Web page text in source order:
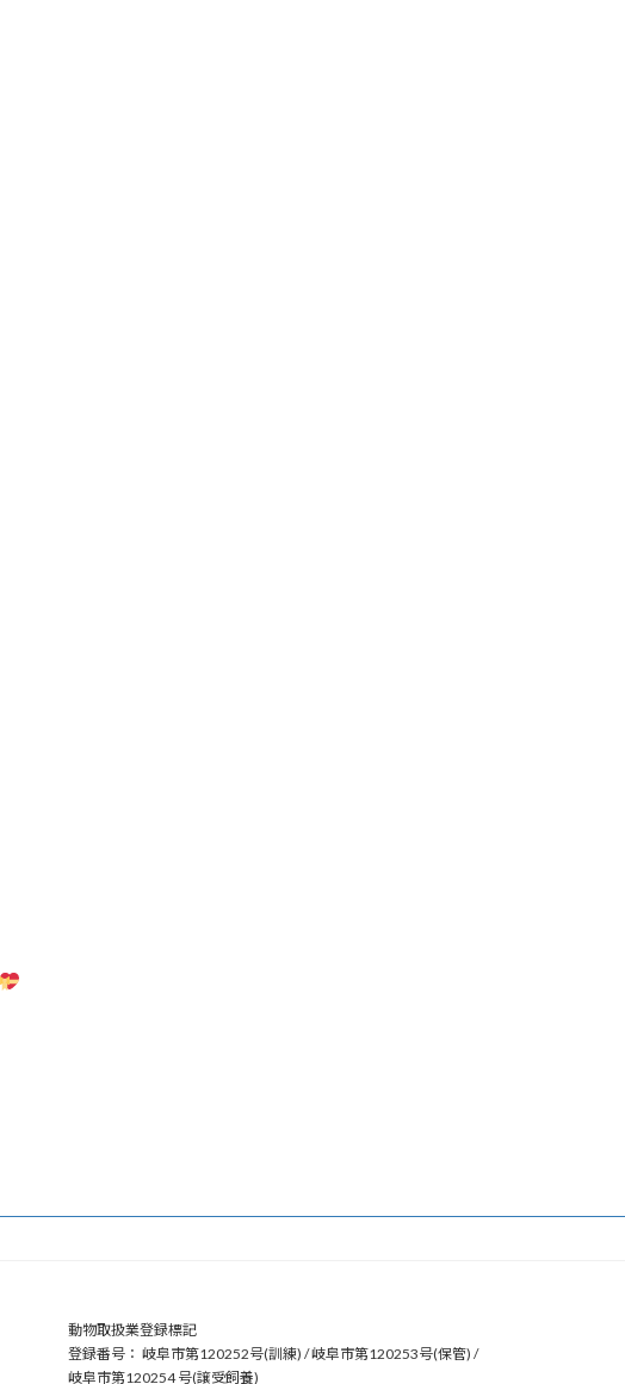
動物取扱業登録標記
登録番号： 岐阜市第120252号(訓練) / 岐阜市第120253号(保管) /
岐阜市第120254 号(譲受飼養)